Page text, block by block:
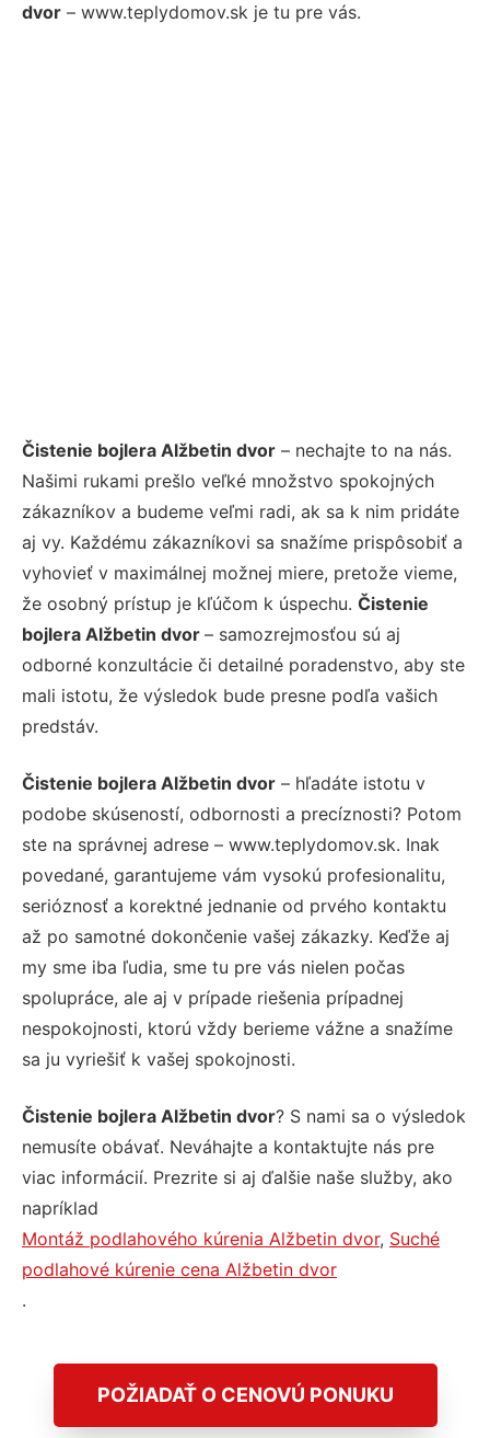
dvor – www.teplydomov.sk je tu pre vás.
Čistenie bojlera Alžbetin dvor – nechajte to na nás.
Našimi rukami prešlo veľké množstvo spokojných
zákazníkov a budeme veľmi radi, ak sa k nim pridáte
aj vy. Každému zákazníkovi sa snažíme prispôsobiť a
vyhovieť v maximálnej možnej miere, pretože vieme,
že osobný prístup je kľúčom k úspechu. Čistenie
bojlera Alžbetin dvor – samozrejmosťou sú aj
odborné konzultácie či detailné poradenstvo, aby ste
mali istotu, že výsledok bude presne podľa vašich
predstáv.
Čistenie bojlera Alžbetin dvor – hľadáte istotu v
podobe skúseností, odbornosti a precíznosti? Potom
ste na správnej adrese – www.teplydomov.sk. Inak
povedané, garantujeme vám vysokú profesionalitu,
serióznosť a korektné jednanie od prvého kontaktu
až po samotné dokončenie vašej zákazky. Keďže aj
my sme iba ľudia, sme tu pre vás nielen počas
spolupráce, ale aj v prípade riešenia prípadnej
nespokojnosti, ktorú vždy berieme vážne a snažíme
sa ju vyriešiť k vašej spokojnosti.
Čistenie bojlera Alžbetin dvor? S nami sa o výsledok
nemusíte obávať. Neváhajte a kontaktujte nás pre
viac informácií. Prezrite si aj ďalšie naše služby, ako
napríklad
Montáž podlahového kúrenia Alžbetin dvor, Suché
podlahové kúrenie cena Alžbetin dvor
.
POŽIADAŤ O CENOVÚ PONUKU